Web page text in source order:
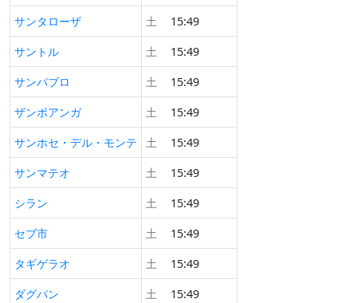
サンタローザ
土
15:49
サントル
土
15:49
サンパブロ
土
15:49
ザンボアンガ
土
15:49
サンホセ・デル・モンテ
土
15:49
サンマテオ
土
15:49
シラン
土
15:49
セブ市
土
15:49
タギゲラオ
土
15:49
ダグパン
土
15:49